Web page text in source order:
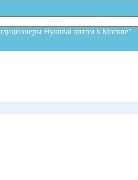
Hyundai оптом в